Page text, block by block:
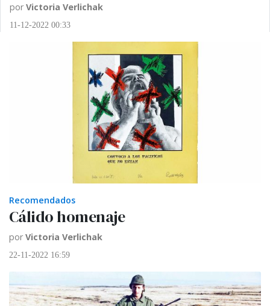
porVictoria Verlichak
11-12-2022 00:33
Recomendados
Cálido homenaje
porVictoria Verlichak
22-11-2022 16:59